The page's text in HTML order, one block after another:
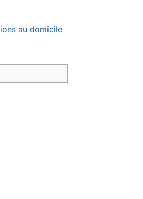
au domicile